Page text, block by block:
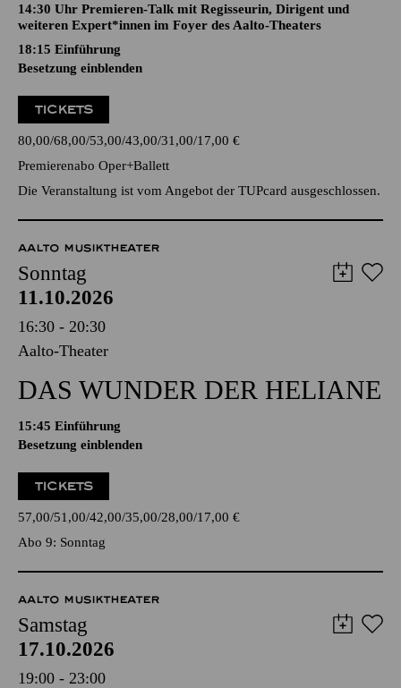
14:30 Uhr Premieren-Talk mit Regisseurin, Dirigent und
weiteren Expert*innen im Foyer des Aalto-Theaters
18:15 Einführung
Besetzung einblenden
TICKETS
80,00 68,00 53,00 43,00 31,00 17,00 €
Premierenabo Oper+Ballett
Die Veranstaltung ist vom Angebot der TUPcard ausgeschlossen.
AALTO MUSIKTHEATER
Sonntag
11.10.2026
16:30 - 20:30
Aalto-Theater
DAS WUNDER DER HELIANE
15:45 Einführung
Besetzung einblenden
TICKETS
57,00 51,00 42,00 35,00 28,00 17,00 €
Abo 9: Sonntag
AALTO MUSIKTHEATER
Samstag
17.10.2026
19:00 - 23:00